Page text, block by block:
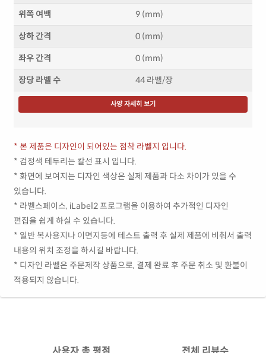
위쪽 여백 9 (mm)
상하 간격 0 (mm)
좌우 간격 0 (mm)
장당 라벨 수 44 라벨/장
사양 자세히 보기
* 본 제품은 디자인이 되어있는 점착 라벨지 입니다.
* 검정색 테두리는 칼선 표시 입니다.
* 화면에 보여지는 디자인 색상은 실제 제품과 다소 차이가 있을 수
있습니다.
* 라벨스페이스, iLabel2 프로그램을 이용하여 추가적인 디자인
편집을 쉽게 하실 수 있습니다.
* 일반 복사용지나 이면지등에 테스트 출력 후 실제 제품에 비춰서 출력
내용의 위치 조정을 하시길 바랍니다.
* 디자인 라벨은 주문제작 상품으로, 결제 완료 후 주문 취소 및 환불이
적용되지 않습니다.